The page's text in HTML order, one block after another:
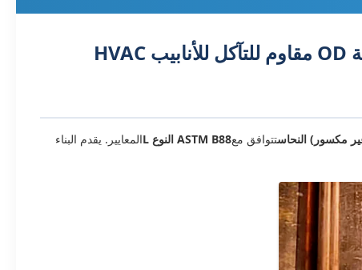
تتوافق معASTM B88 النوع L
المعايير. يقدم البناء